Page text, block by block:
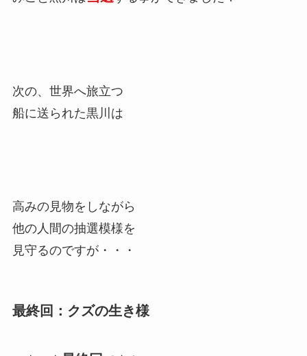
次の、世界へ旅立つ
船に送られた黒川は
高みの見物をしながら
他の人間の抽選模様を
見守るのですが・・・
最終回：クズの生き様